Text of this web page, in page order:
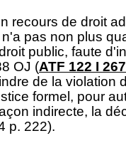
recours de droit
pas non plus
public, faute
OJ (ATF 122 I 267
de la violation
formel, pour
indirecte, la
p. 222).